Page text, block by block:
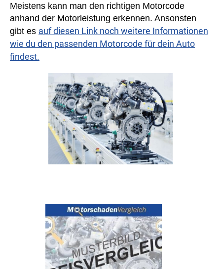
Meistens kann man den richtigen Motorcode
anhand der Motorleistung erkennen. Ansonsten
gibt es auf diesen Link noch weitere Informationen
wie du den passenden Motorcode für dein Auto
findest.